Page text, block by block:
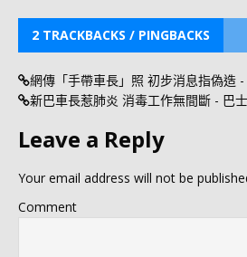
2 TRACKBACKS / PINGBACKS
網傳「手帶車長」照 初步消息指偽造
新巴車長惹肺炎 消毒工作無間斷 - 巴
Leave a Reply
Your email address will not be
Comment